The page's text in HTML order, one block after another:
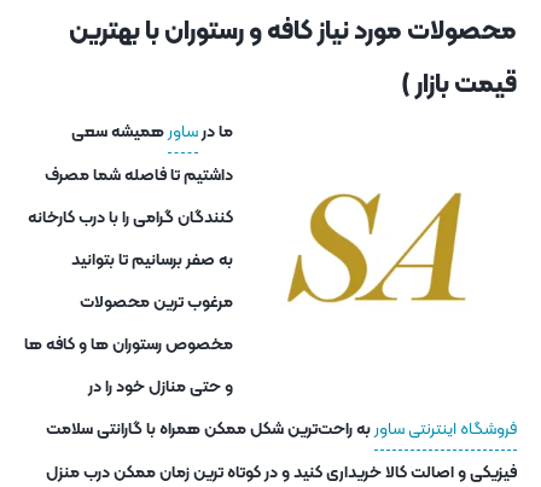
محصولات مورد نیاز کافه و رستوران با بهترین
قیمت بازار )
ما درساورهمیشه سعی
داشتیم تا فاصله شما مصرف
کنندگان گرامی را با درب کارخانه
به صفر برسانیم تا بتوانید
مرغوب ترین محصولات
مخصوص رستوران ها و کافه ها
و حتی منازل خود را در
فروشگاه اینترنتی ساوربه راحت‌ترین شکل ممکن همراه با گارانتی سلامت
فیزیکی و اصالت کالا خریداری کنید و در کوتاه ترین زمان ممکن درب منزل